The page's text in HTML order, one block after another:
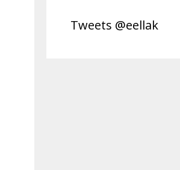
Tweets @eellak